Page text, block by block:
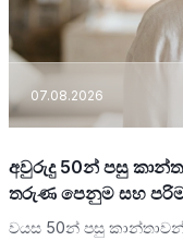
07.08.2026
අවුරුදු 50න් පසු
තරුණ පෙනුම සහ
වයස 50න් පසු කාන්තාවන්